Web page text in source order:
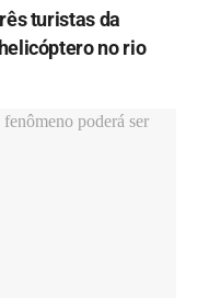
turistas da
no rio